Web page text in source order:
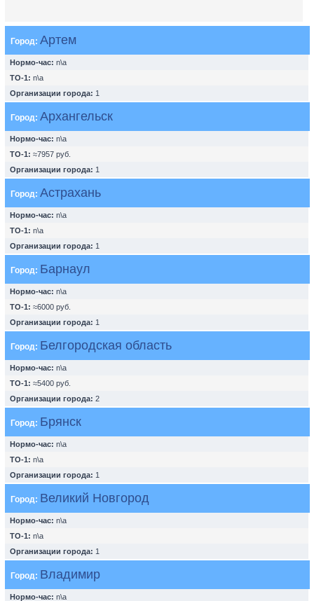
Город: Артем
Нормо-час: n\a
ТО-1: n\a
Организации города: 1
Город: Архангельск
Нормо-час: n\a
ТО-1: ≈7957 руб.
Организации города: 1
Город: Астрахань
Нормо-час: n\a
ТО-1: n\a
Организации города: 1
Город: Барнаул
Нормо-час: n\a
ТО-1: ≈6000 руб.
Организации города: 1
Город: Белгородская область
Нормо-час: n\a
ТО-1: ≈5400 руб.
Организации города: 2
Город: Брянск
Нормо-час: n\a
ТО-1: n\a
Организации города: 1
Город: Великий Новгород
Нормо-час: n\a
ТО-1: n\a
Организации города: 1
Город: Владимир
Нормо-час: n\a